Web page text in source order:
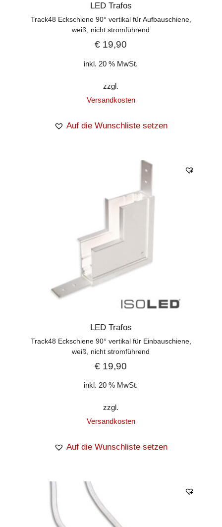
LED Trafos
Track48 Eckschiene 90° vertikal für Aufbauschiene,
weiß, nicht stromführend
€ 19,90
inkl. 20 % MwSt.
zzgl.
Versandkosten
Auf die Wunschliste setzen
LED Trafos
Track48 Eckschiene 90° vertikal für Einbauschiene,
weiß, nicht stromführend
€ 19,90
inkl. 20 % MwSt.
zzgl.
Versandkosten
Auf die Wunschliste setzen